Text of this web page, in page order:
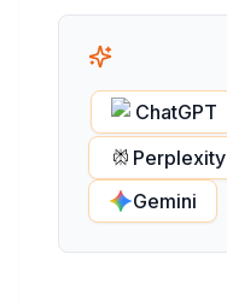
ChatGPT
Perplexity
Gemini